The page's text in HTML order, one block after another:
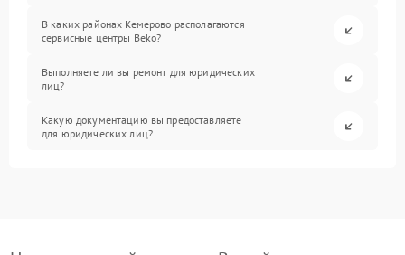
В каких районах Кемерово располагаются
сервисные центры Beko?
Выполняете ли вы ремонт для юридических
лиц?
Какую документацию вы предоставляете
для юридических лиц?